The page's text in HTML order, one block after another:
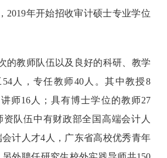
2019年开始招收审计硕士专业学位
的教师队伍以及良好的科研、教学
人，专任教师40人。其中教授8
师16人；具有博士学位的教师27
资队伍中有财政部全国高端会计人
计人才4人，广东省高校优秀青年